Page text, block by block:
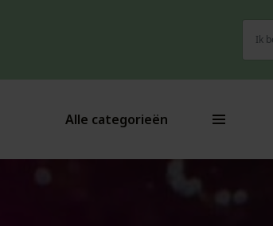
naar:
Alle categorieën